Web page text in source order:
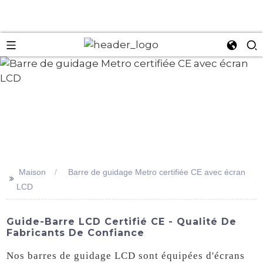
>>
Maison
Barre de guidage Metro certifiée CE avec écran
LCD
Guide-Barre LCD Certifié CE - Qualité De
Fabricants De Confiance
Nos barres de guidage LCD sont équipées d'écrans